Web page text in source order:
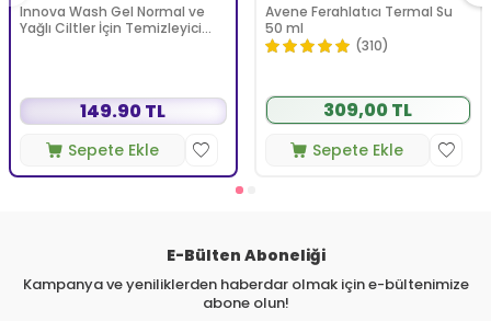
Innova Wash Gel Normal ve
Yağlı Ciltler İçin Temizleyici
149.90 TL
Sepete Ekle
Avene Ferahlatıcı Termal Su
50 ml
(310)
309,00 TL
Sepete Ekle
E-Bülten Aboneliği
Kampanya ve yeniliklerden haberdar olmak için e-bültenimize
abone olun!